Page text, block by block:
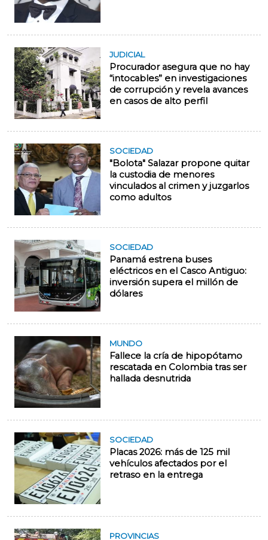
JUDICIAL
Procurador asegura que no hay
“intocables” en investigaciones
de corrupción y revela avances
en casos de alto perfil
SOCIEDAD
"Bolota" Salazar propone quitar
la custodia de menores
vinculados al crimen y juzgarlos
como adultos
SOCIEDAD
Panamá estrena buses
eléctricos en el Casco Antiguo:
inversión supera el millón de
dólares
MUNDO
Fallece la cría de hipopótamo
rescatada en Colombia tras ser
hallada desnutrida
SOCIEDAD
Placas 2026: más de 125 mil
vehículos afectados por el
retraso en la entrega
PROVINCIAS